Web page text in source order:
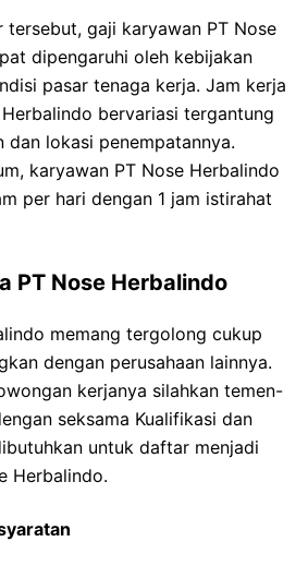
gaji karyawan PT Nose
dipengaruhi oleh kebijakan
pasar tenaga kerja. Jam kerja
bervariasi tergantung
dan lokasi penempatannya.
karyawan PT Nose Herbalindo
per hari dengan 1 jam istirahat
PT Nose Herbalindo
memang tergolong cukup
dengan perusahaan lainnya.
kerjanya silahkan temen-
seksama Kualifikasi dan
untuk daftar menjadi
Herbalindo.